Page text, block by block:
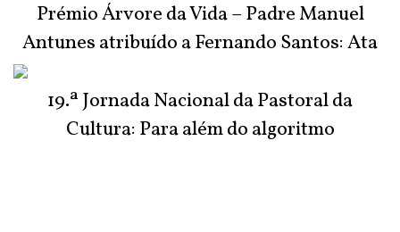
Prémio Árvore da Vida – Padre Manuel
Antunes atribuído a Fernando Santos: Ata
19.ª Jornada Nacional da Pastoral da
Cultura: Para além do algoritmo